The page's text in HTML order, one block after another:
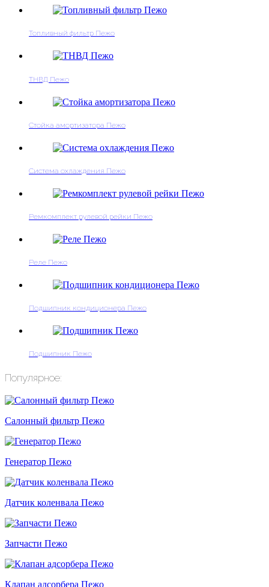
Топливный фильтр Пежо
ТНВД Пежо
Стойка амортизатора Пежо
Система охлаждения Пежо
Ремкомплект рулевой рейки Пежо
Реле Пежо
Подшипник кондиционера Пежо
Подшипник Пежо
Популярное:
Cалонный фильтр Пежо
Генератор Пежо
Датчик коленвала Пежо
Запчасти Пежо
Клапан адсорбера Пежо